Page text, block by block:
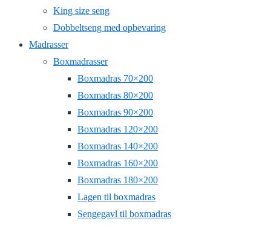
King size seng
Dobbeltseng med opbevaring
Madrasser
Boxmadrasser
Boxmadras 70×200
Boxmadras 80×200
Boxmadras 90×200
Boxmadras 120×200
Boxmadras 140×200
Boxmadras 160×200
Boxmadras 180×200
Lagen til boxmadras
Sengegavl til boxmadras